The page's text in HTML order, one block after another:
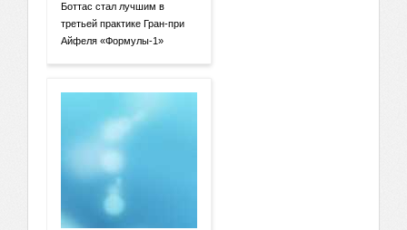
Боттас стал лучшим в
третьей практике Гран-при
Айфеля «Формулы-1»